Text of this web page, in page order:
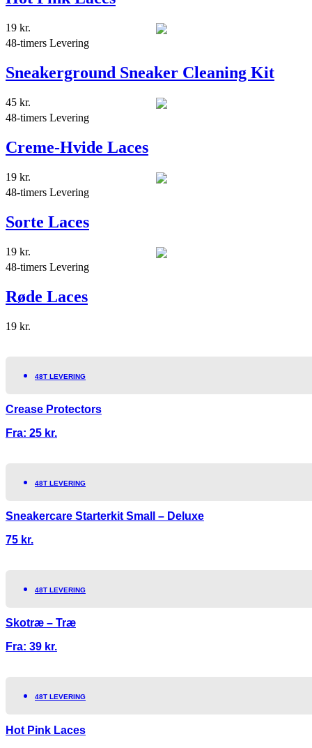
19 kr.
48-timers Levering
Sneakerground Sneaker Cleaning Kit
45 kr.
48-timers Levering
Creme-Hvide Laces
19 kr.
48-timers Levering
Sorte Laces
19 kr.
48-timers Levering
Røde Laces
19 kr.
48T LEVERING
Crease Protectors
Fra: 25 kr.
48T LEVERING
Sneakercare Starterkit Small – Deluxe
75 kr.
48T LEVERING
Skotræ – Træ
Fra: 39 kr.
48T LEVERING
Hot Pink Laces